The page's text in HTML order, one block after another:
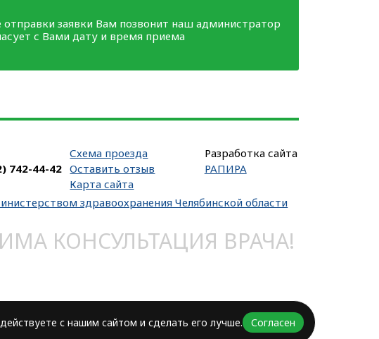
отправки заявки Вам позвонит наш администратор
с Вами дату и время приема
742-44-42
Схема проезда
Оставить отзыв
Карта сайта
здравоохранения Челябинской области
КОНСУЛЬТАЦИЯ ВРАЧА!
Разработка сайта
РАПИРА
с нашим сайтом и сделать его лучше. Согласен